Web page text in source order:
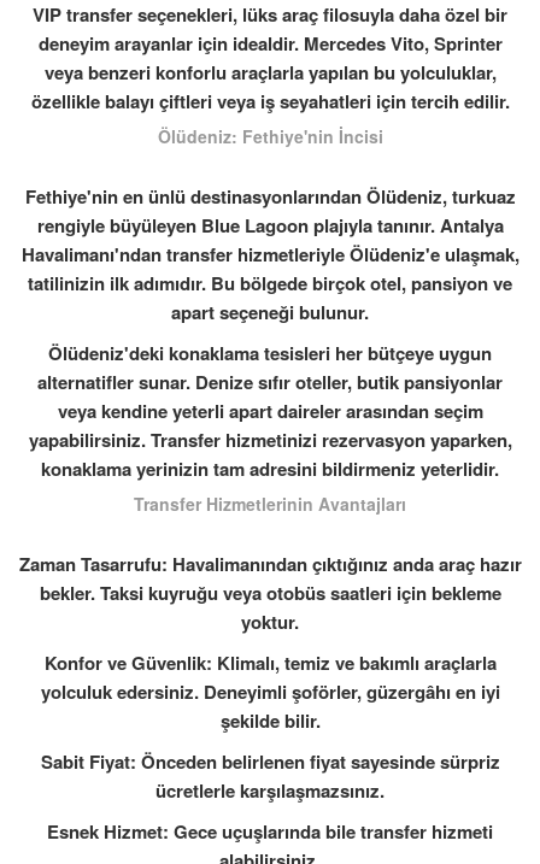
VIP transfer seçenekleri, lüks araç filosuyla daha özel bir
deneyim arayanlar için idealdir. Mercedes Vito, Sprinter
veya benzeri konforlu araçlarla yapılan bu yolculuklar,
özellikle balayı çiftleri veya iş seyahatleri için tercih edilir.
Ölüdeniz: Fethiye'nin İncisi
Fethiye'nin en ünlü destinasyonlarından Ölüdeniz, turkuaz
rengiyle büyüleyen Blue Lagoon plajıyla tanınır. Antalya
Havalimanı'ndan transfer hizmetleriyle Ölüdeniz'e ulaşmak,
tatilinizin ilk adımıdır. Bu bölgede birçok otel, pansiyon ve
apart seçeneği bulunur.
Ölüdeniz'deki konaklama tesisleri her bütçeye uygun
alternatifler sunar. Denize sıfır oteller, butik pansiyonlar
veya kendine yeterli apart daireler arasından seçim
yapabilirsiniz. Transfer hizmetinizi rezervasyon yaparken,
konaklama yerinizin tam adresini bildirmeniz yeterlidir.
Transfer Hizmetlerinin Avantajları
Zaman Tasarrufu: Havalimanından çıktığınız anda araç hazır
bekler. Taksi kuyruğu veya otobüs saatleri için bekleme
yoktur.
Konfor ve Güvenlik: Klimalı, temiz ve bakımlı araçlarla
yolculuk edersiniz. Deneyimli şoförler, güzergâhı en iyi
şekilde bilir.
Sabit Fiyat: Önceden belirlenen fiyat sayesinde sürpriz
ücretlerle karşılaşmazsınız.
Esnek Hizmet: Gece uçuşlarında bile transfer hizmeti